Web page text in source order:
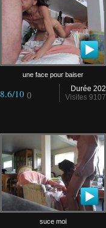
une face pour baiser
Durée 202
Visites 9107
8.6/10 ()
suce moi